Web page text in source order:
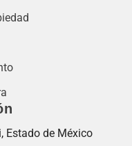
Estado de México